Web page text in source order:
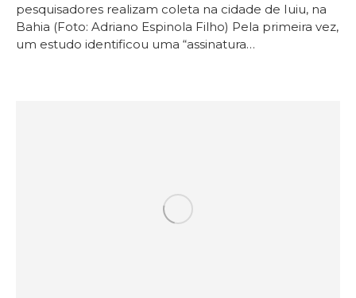
pesquisadores realizam coleta na cidade de Iuiu, na
Bahia (Foto: Adriano Espinola Filho) Pela primeira vez,
um estudo identificou uma “assinatura…